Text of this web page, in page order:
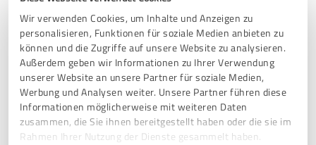
Wir verwenden Cookies, um Inhalte und Anzeigen zu
personalisieren, Funktionen für soziale Medien anbieten zu
können und die Zugriffe auf unsere Website zu analysieren.
Außerdem geben wir Informationen zu Ihrer Verwendung
unserer Website an unsere Partner für soziale Medien,
Werbung und Analysen weiter. Unsere Partner führen diese
Informationen möglicherweise mit weiteren Daten
zusammen, die Sie ihnen bereitgestellt haben oder die sie im
Rahmen Ihrer Nutzung der Dienste gesammelt haben.
Kai Schimmelfeder
900 Bewertungen
4.85 von 5